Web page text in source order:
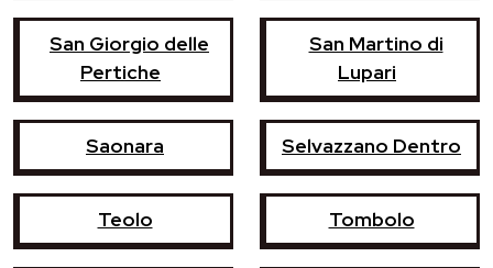
San Giorgio delle
Pertiche
San Martino di
Lupari
Saonara Selvazzano Dentro
Teolo Tombolo